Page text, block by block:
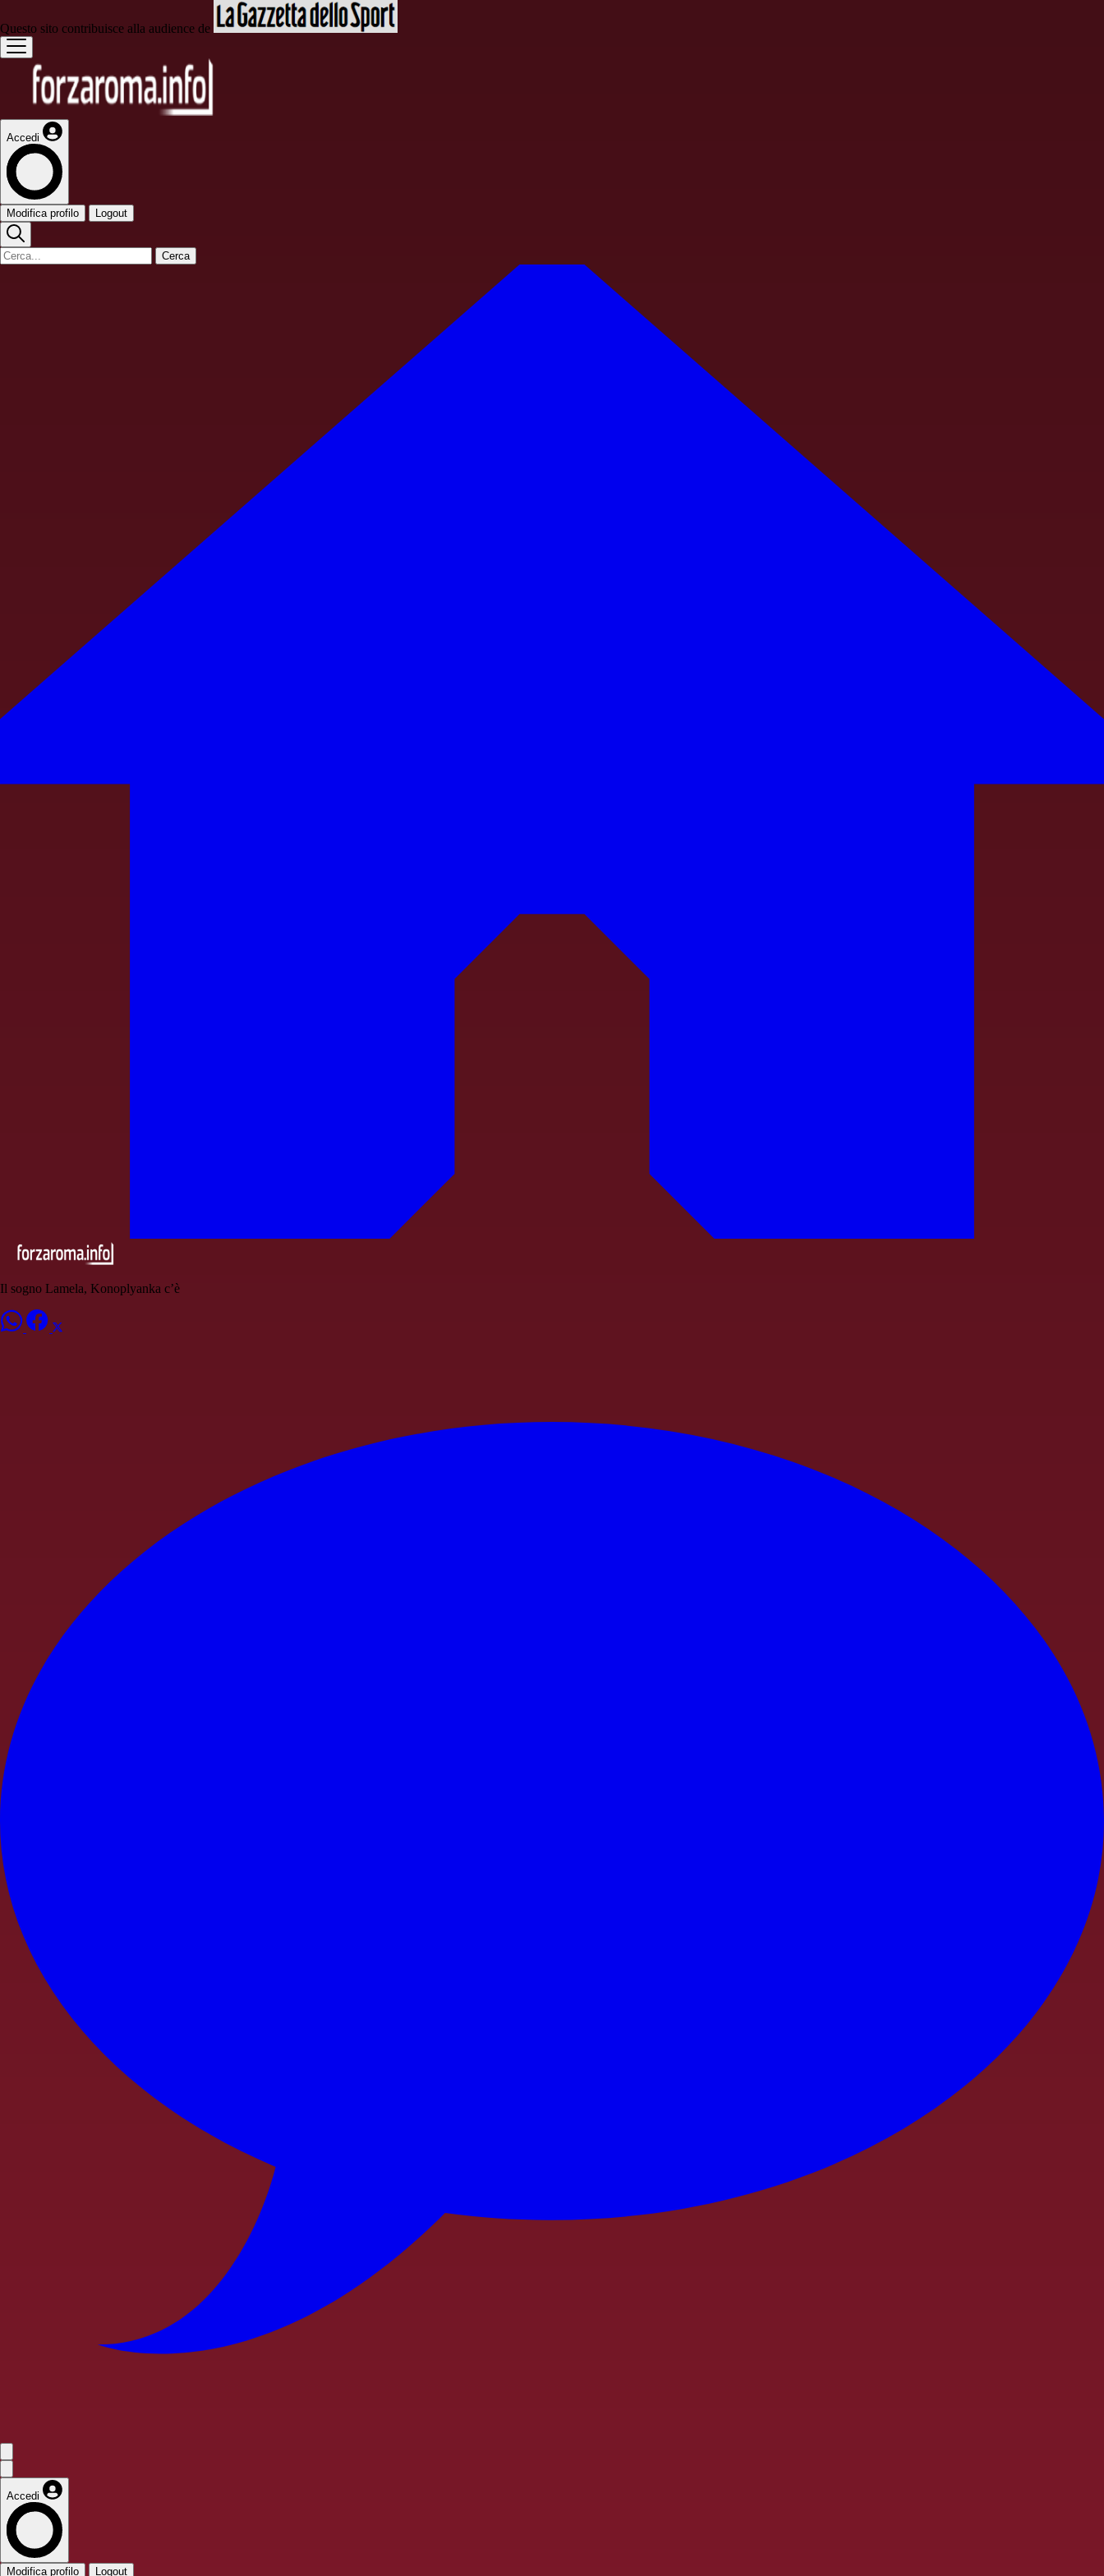
Questo sito contribuisce alla audience de
Accedi
Modifica profilo Logout
Cerca
Il sogno Lamela, Konoplyanka c’è
Accedi
Modifica profilo Logout